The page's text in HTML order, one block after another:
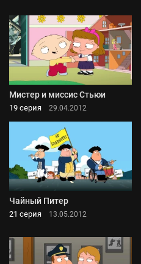
Мистер и миссис Стьюи
19 серия 29.04.2012
Чайный Питер
21 серия 13.05.2012